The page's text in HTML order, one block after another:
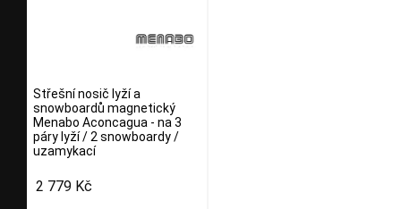
Střešní nosič lyží a
snowboardů magnetický
Menabo Aconcagua - na 3
páry lyží / 2 snowboardy /
uzamykací
2 779 Kč